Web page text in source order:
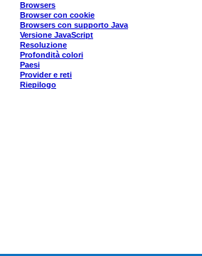
Browsers
Browser con cookie
Browsers con supporto Java
Versione JavaScript
Resoluzione
Profondità colori
Paesi
Provider e reti
Riepilogo